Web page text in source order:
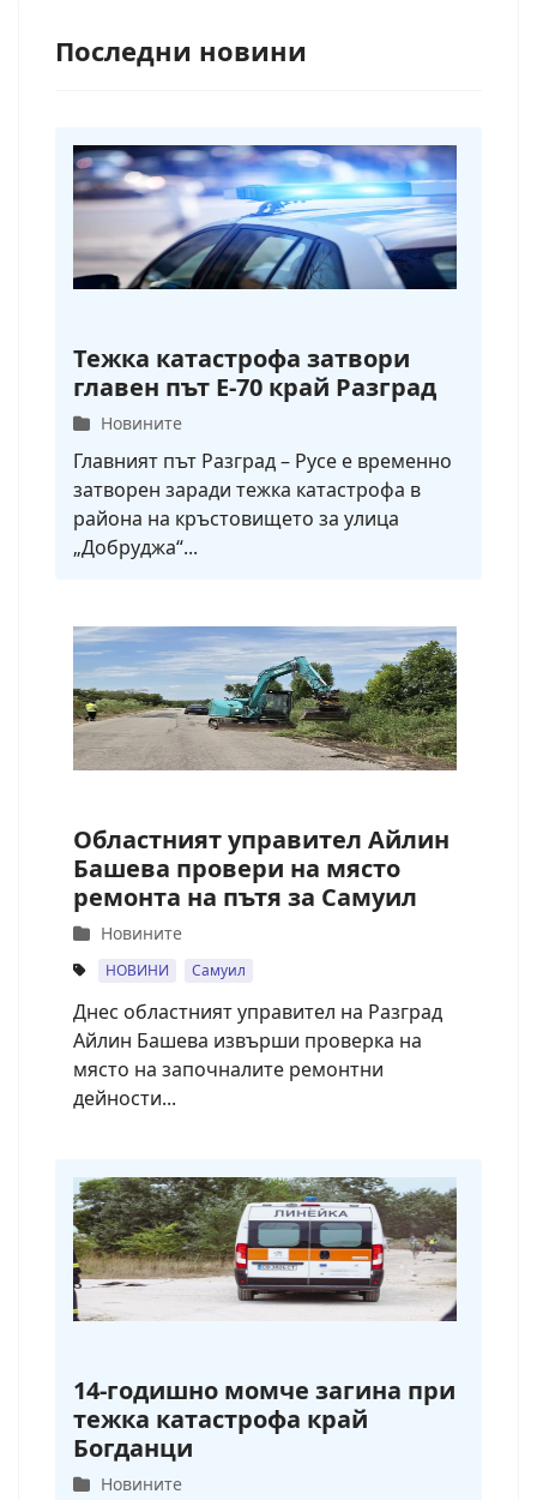
Последни новини
Тежка катастрофа затвори
главен път Е-70 край Разград
Новините
Главният път Разград – Русе е временно
затворен заради тежка катастрофа в
района на кръстовището за улица
„Добруджа“...
Областният управител Айлин
Башева провери на място
ремонта на пътя за Самуил
Новините
НОВИНИ Самуил
Днес областният управител на Разград
Айлин Башева извърши проверка на
място на започналите ремонтни
дейности...
14-годишно момче загина при
тежка катастрофа край
Богданци
Новините